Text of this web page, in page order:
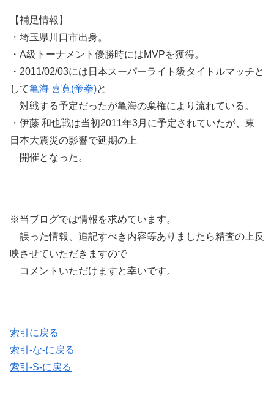
【補足情報】
・埼玉県川口市出身。
・A級トーナメント優勝時にはMVPを獲得。
・2011/02/03には日本スーパーライト級タイトルマッチと
して亀海 喜寛(帝拳)と
対戦する予定だったが亀海の棄権により流れている。
・伊藤 和也戦は当初2011年3月に予定されていたが、東
日本大震災の影響で延期の上
開催となった。
※当ブログでは情報を求めています。
誤った情報、追記すべき内容等ありましたら精査の上反
映させていただきますので
コメントいただけますと幸いです。
索引に戻る
索引-な-に戻る
索引-S-に戻る